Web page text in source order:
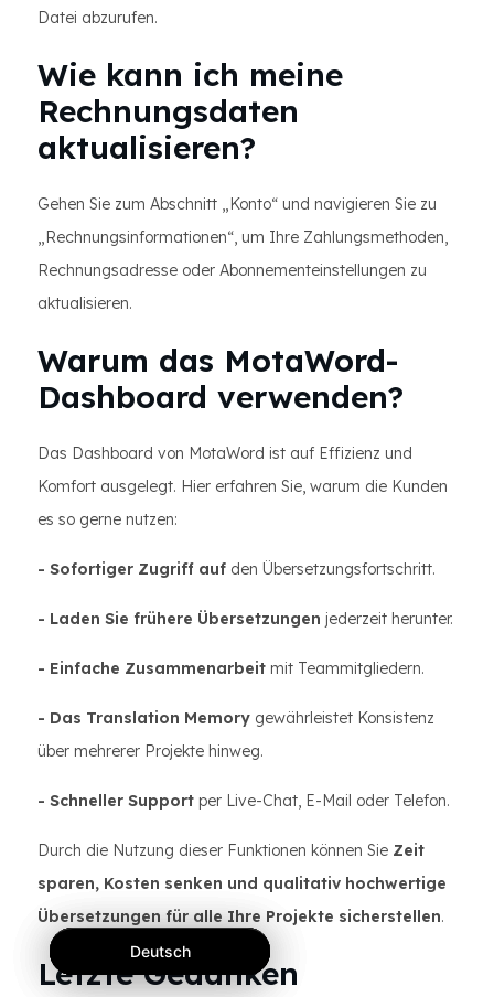
Datei abzurufen.
Wie kann ich meine
Rechnungsdaten
aktualisieren?
Gehen Sie zum Abschnitt „Konto“ und navigieren Sie zu
„Rechnungsinformationen“, um Ihre Zahlungsmethoden,
Rechnungsadresse oder Abonnementeinstellungen zu
aktualisieren.
Warum das MotaWord-
Dashboard verwenden?
Das Dashboard von MotaWord ist auf Effizienz und
Komfort ausgelegt. Hier erfahren Sie, warum die Kunden
es so gerne nutzen:
- Sofortiger Zugriff auf den Übersetzungsfortschritt.
- Laden Sie frühere Übersetzungen jederzeit herunter.
- Einfache Zusammenarbeit mit Teammitgliedern.
- Das Translation Memory gewährleistet Konsistenz
über mehrerer Projekte hinweg.
- Schneller Support per Live-Chat, E-Mail oder Telefon.
Durch die Nutzung dieser Funktionen können Sie Zeit
sparen, Kosten senken und qualitativ hochwertige
Übersetzungen für alle Ihre Projekte sicherstellen.
Letzte Gedanken
Deutsch
Deutsch
Deutsch